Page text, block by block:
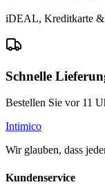
iDEAL, Kreditkarte &
Schnelle
Bestellen Sie vor 11
Intimico
Wir glauben, dass
Kundenservice